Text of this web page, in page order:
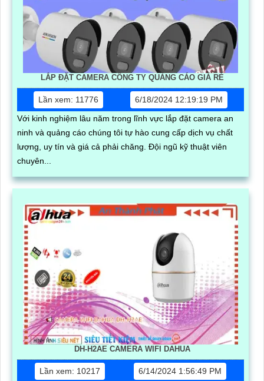
LẮP ĐẶT CAMERA CÔNG TY QUẢNG CÁO GIÁ RẺ
Lần xem: 11776
6/18/2024 12:19:19 PM
Với kinh nghiệm lâu năm trong lĩnh vực lắp đặt camera an
ninh và quảng cáo chúng tôi tự hào cung cấp dịch vụ chất
lượng, uy tín và giá cả phải chăng. Đội ngũ kỹ thuật viên
chuyên...
DH-H2AE CAMERA WIFI DAHUA
Lần xem: 10217 6/14/2024 1:56:49 PM